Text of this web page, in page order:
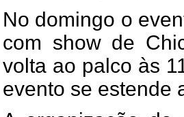
No domingo o
com show de
volta ao palco às
evento se estende